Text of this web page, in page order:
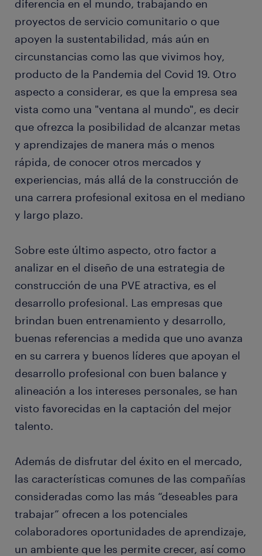
diferencia en el mundo, trabajando en
proyectos de servicio comunitario o que
apoyen la sustentabilidad, más aún en
circunstancias como las que vivimos hoy,
producto de la Pandemia del Covid 19. Otro
aspecto a considerar, es que la empresa sea
vista como una "ventana al mundo", es decir
que ofrezca la posibilidad de alcanzar metas
y aprendizajes de manera más o menos
rápida, de conocer otros mercados y
experiencias, más allá de la construcción de
una carrera profesional exitosa en el mediano
y largo plazo.
Sobre este último aspecto, otro factor a
analizar en el diseño de una estrategia de
construcción de una PVE atractiva, es el
desarrollo profesional. Las empresas que
brindan buen entrenamiento y desarrollo,
buenas referencias a medida que uno avanza
en su carrera y buenos líderes que apoyan el
desarrollo profesional con buen balance y
alineación a los intereses personales, se han
visto favorecidas en la captación del mejor
talento.
Además de disfrutar del éxito en el mercado,
las características comunes de las compañías
consideradas como las más “deseables para
trabajar” ofrecen a los potenciales
colaboradores oportunidades de aprendizaje,
un ambiente que les permite crecer, así como